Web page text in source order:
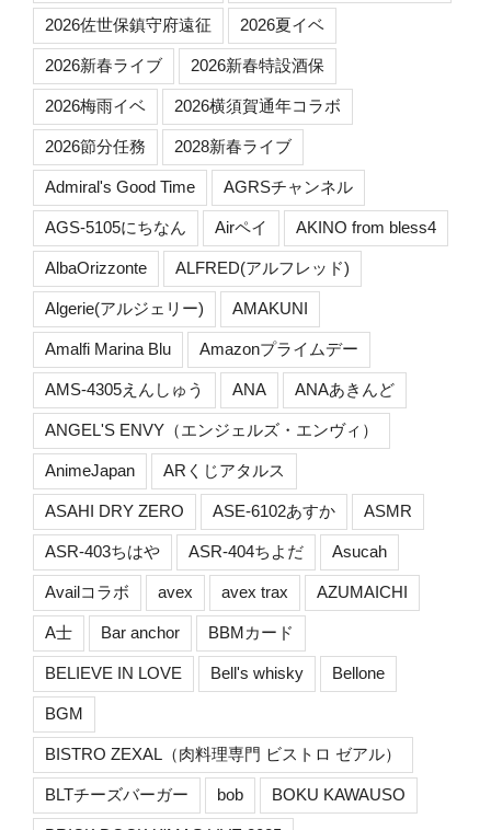
2026佐世保鎮守府遠征 2026夏イベ
2026新春ライブ 2026新春特設酒保
2026梅雨イベ 2026横須賀通年コラボ
2026節分任務 2028新春ライブ
Admiral's Good Time AGRSチャンネル
AGS-5105にちなん Airペイ AKINO from bless4
AlbaOrizzonte ALFRED(アルフレッド)
Algerie(アルジェリー) AMAKUNI
Amalfi Marina Blu Amazonプライムデー
AMS-4305えんしゅう ANA ANAあきんど
ANGEL'S ENVY（エンジェルズ・エンヴィ）
AnimeJapan ARくじアタルス
ASAHI DRY ZERO ASE-6102あすか ASMR
ASR-403ちはや ASR-404ちよだ Asucah
Availコラボ avex avex trax AZUMAICHI
A士 Bar anchor BBMカード
BELIEVE IN LOVE Bell's whisky Bellone
BGM
BISTRO ZEXAL（肉料理専門 ビストロ ゼアル）
BLTチーズバーガー bob BOKU KAWAUSO